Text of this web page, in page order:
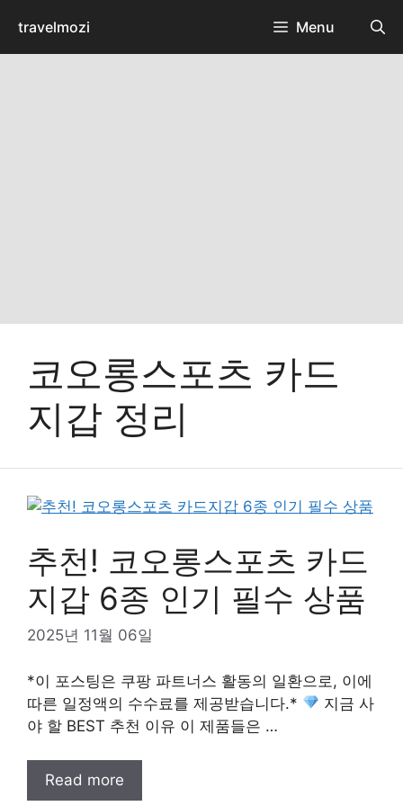
content
travelmozi Menu
코오롱스포츠 카드
지갑 정리
추천! 코오롱스포츠 카드
지갑 6종 인기 필수 상품
2025년 11월 06일
*이 포스팅은 쿠팡 파트너스 활동의 일환으로, 이에
따른 일정액의 수수료를 제공받습니다.*
지금 사
야 할 BEST 추천 이유 이 제품들은 …
Read more